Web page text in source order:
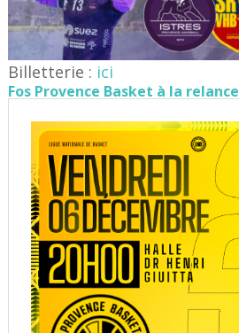
Billetterie : ici
Fos Provence Basket à la relance